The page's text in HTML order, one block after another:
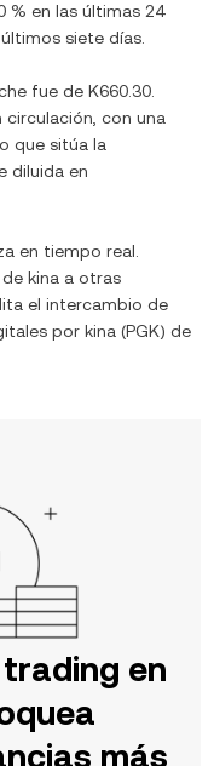
% en las últimas 24
siete días.
fue de K660.30
circulación, con una
lo que sitúa la
diluida en
en tiempo real.
de kina a otras
el intercambio de
por kina (PGK) de
en
más